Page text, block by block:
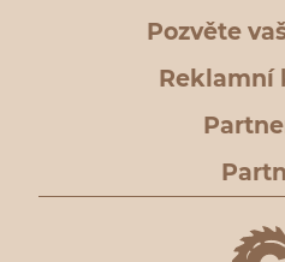
Pozvěte
Reklamní